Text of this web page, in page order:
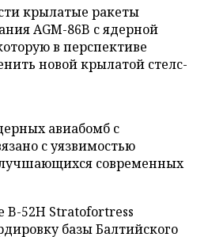
крылатые ракеты
AGM-86B с ядерной
в перспективе
новой крылатой стелс-
авиабомб с
с уязвимостью
современных
52H Stratofortress
базы Балтийского